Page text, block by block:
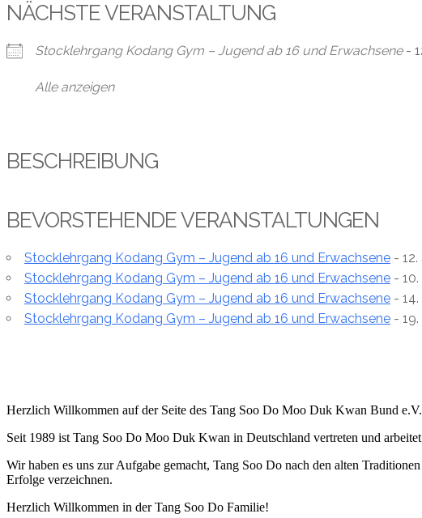
NÄCHSTE VERANSTALTUNG
Stocklehrgang Kodang Gym – Jugend ab 16 und Erwachsene-
Alle anzeigen
BESCHREIBUNG
BEVORSTEHENDE VERANSTALTUNGEN
Stocklehrgang Kodang Gym – Jugend ab 16 und Erwachsene -
Stocklehrgang Kodang Gym – Jugend ab 16 und Erwachsene -
Stocklehrgang Kodang Gym – Jugend ab 16 und Erwachsene -
Stocklehrgang Kodang Gym – Jugend ab 16 und Erwachsene -
Herzlich Willkommen auf der Seite des Tang Soo Do Moo Duk Kwan Bund
Seit 1989 ist Tang Soo Do Moo Duk Kwan in Deutschland vertreten und
Wir haben es uns zur Aufgabe gemacht, Tang Soo Do nach den alten
Erfolge verzeichnen.
Herzlich Willkommen in der Tang Soo Do Familie!